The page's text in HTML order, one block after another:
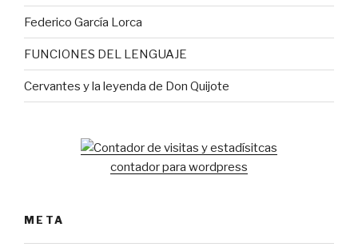
Federico García Lorca
FUNCIONES DEL LENGUAJE
Cervantes y la leyenda de Don Quijote
contador para wordpress
META